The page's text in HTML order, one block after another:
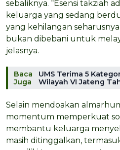
sebaliknya. “Esensi takziah
keluarga yang sedang
yang kehilangan
bukan dibebani untuk
jelasnya.
Baca
Juga
UMS Terima 5
Wilayah VI Jateng
Selain mendoakan
momentum memperkuat
membantu keluarga
masih ditinggalkan,